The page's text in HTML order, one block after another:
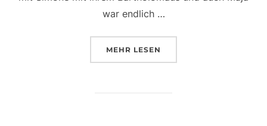
war endlich …
MEHR ÜBER „MEIN HERZ SCHLÄGT
LESEN